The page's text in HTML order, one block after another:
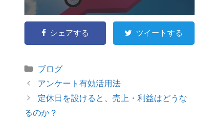
シェアする ツイートする
ブログ
アンケート有効活用法
定休日を設けると、売上・利益はどうな
るのか？